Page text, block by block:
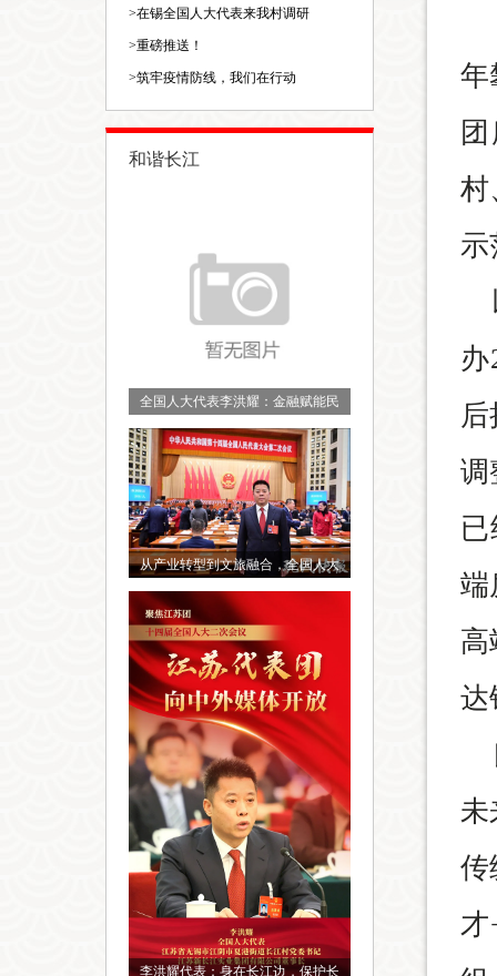
>在锡全国人大代表来我村调研
>重磅推送！
>筑牢疫情防线，我们在行动
和谐长江
全国人大代表李洪耀：金融赋能民
从产业转型到文旅融合，全国人大
李洪耀代表：身在长江边，保护长
年
村
示
调
端
高
达
未
传
才